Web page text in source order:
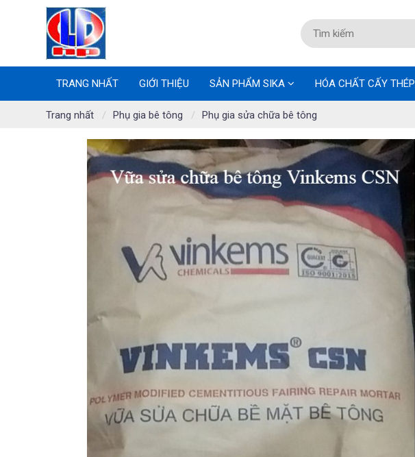
TRANG NHẤT GIỚI THIỆU SẢN PHẨM SIKA HÓA CHẤT CẤY THÉP
Trang nhất Phụ gia bê tông Phụ gia sửa chữa bê tông